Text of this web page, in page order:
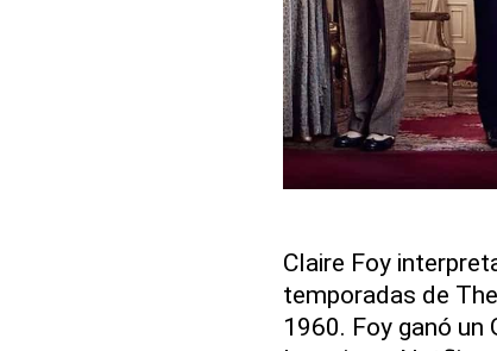
Claire Foy
temporadas de
1960. Foy ganó un